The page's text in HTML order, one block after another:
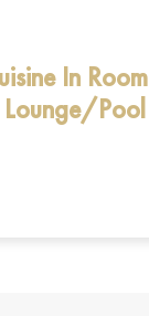
In Room
Pool